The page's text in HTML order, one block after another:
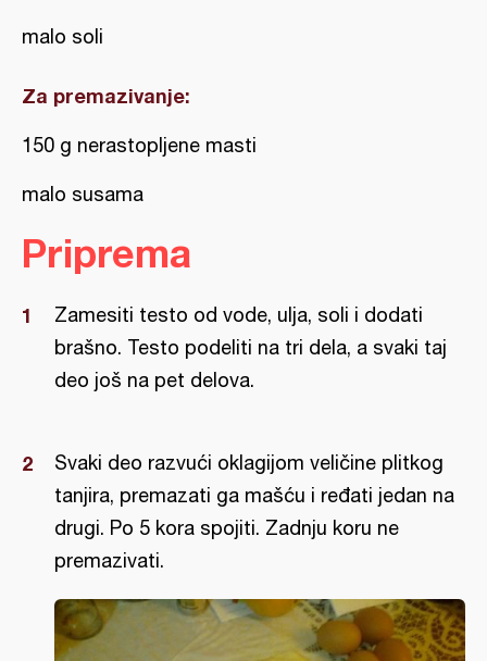
malo soli
Za premazivanje:
150 g nerastopljene masti
malo susama
Priprema
Zamesiti testo od vode, ulja, soli i dodati
brašno. Testo podeliti na tri dela, a svaki taj
deo još na pet delova.
Svaki deo razvući oklagijom veličine plitkog
tanjira, premazati ga mašću i ređati jedan na
drugi. Po 5 kora spojiti. Zadnju koru ne
premazivati.